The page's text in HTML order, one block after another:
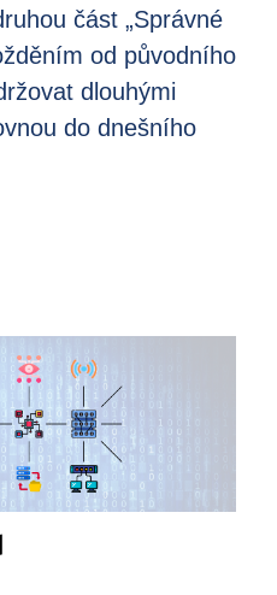
část „Správné
od původního
dlouhými
do dnešního